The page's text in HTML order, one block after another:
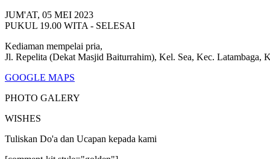
JUM'AT, 05 MEI 2023
PUKUL 19.00 WITA - SELESAI
Kediaman mempelai pria,
Jl. Repelita (Dekat Masjid Baiturrahim), Kel. Sea, Kec. Latambaga,
GOOGLE MAPS
PHOTO GALERY
WISHES
Tuliskan Do'a dan Ucapan kepada kami